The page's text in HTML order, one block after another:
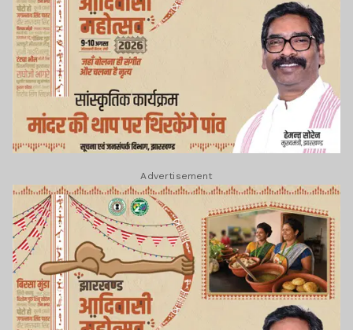
Advertisement